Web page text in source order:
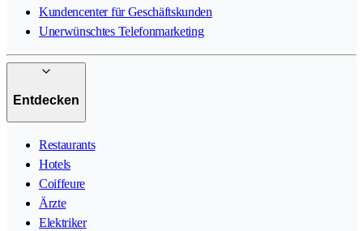
Kundencenter für Geschäftskunden
Unerwünschtes Telefonmarketing
Entdecken
Restaurants
Hotels
Coiffeure
Ärzte
Elektriker